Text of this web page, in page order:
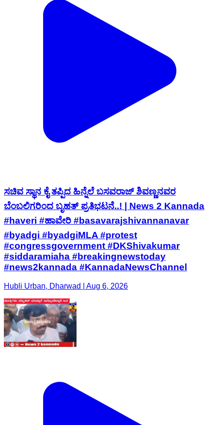
ಸಚಿವ ಸ್ಥಾನ ಕೈ ತಪ್ಪಿದ ಹಿನ್ನೆಲೆ ಬಸವರಾಜ್ ಶಿವಣ್ಣನವರ
ಬೆಂಬಲಿಗರಿಂದ ಬೃಹತ್ ಪ್ರತಿಭಟನೆ..! | News 2 Kannada
#haveri #ಹಾವೇರಿ #basavarajshivannanavar
#byadgi #byadgiMLA #protest
#congressgovernment #DKShivakumar
#siddaramiaha #breakingnewstoday
#news2kannada #KannadaNewsChannel
Hubli Urban, Dharwad | Aug 6, 2026